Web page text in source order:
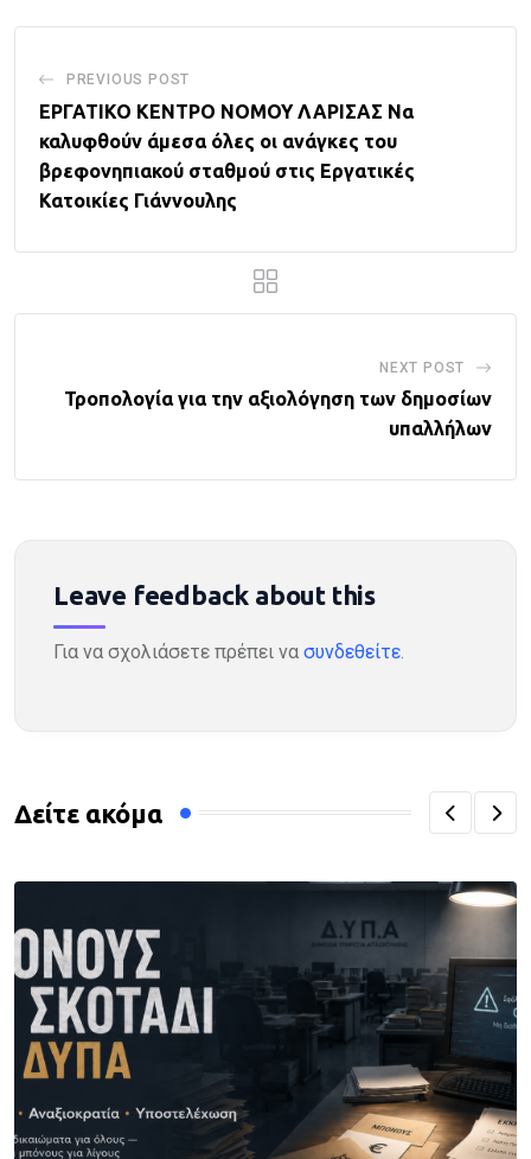
PREVIOUS POST
ΕΡΓΑΤΙΚΟ ΚΕΝΤΡΟ ΝΟΜΟΥ ΛΑΡΙΣΑΣ Να
καλυφθούν άμεσα όλες οι ανάγκες του
βρεφονηπιακού σταθμού στις Εργατικές
Κατοικίες Γιάννουλης
NEXT POST
Τροπολογία για την αξιολόγηση των δημοσίων
υπαλλήλων
Leave feedback about this
Για να σχολιάσετε πρέπει να συνδεθείτε.
Δείτε ακόμα